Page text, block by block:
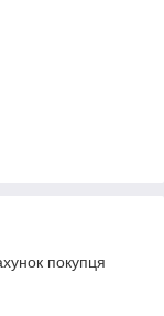
покупця